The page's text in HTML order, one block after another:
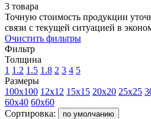
3 товара
Точную стоимость продукции
связи с текущей ситуацией в
Очистить фильтры
Фильтр
Толщина
1 1.2 1.5 1.8 2 3 4 5
Размеры
100х100 12х12 15х15 20х20 25х25
60х40 60х60
Сортировка:
по умолчанию